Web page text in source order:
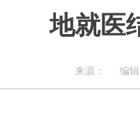
地就医
来源： 编辑